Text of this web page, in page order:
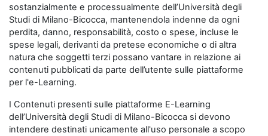
sostanzialmente e processualmente dell’Università degli
Studi di Milano-Bicocca, mantenendola indenne da ogni
perdita, danno, responsabilità, costo o spese, incluse le
spese legali, derivanti da pretese economiche o di altra
natura che soggetti terzi possano vantare in relazione ai
contenuti pubblicati da parte dell’utente sulle piattaforme
per l'e-Learning.
I Contenuti presenti sulle piattaforme E-Learning
dell’Università degli Studi di Milano-Bicocca si devono
intendere destinati unicamente all'uso personale a scopo